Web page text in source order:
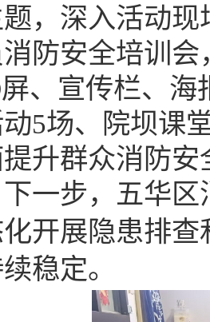
，深入活动
防安全培训
、宣传栏、海
5场、院坝课
升群众消防安
步，五华区
开展隐患排
稳定。